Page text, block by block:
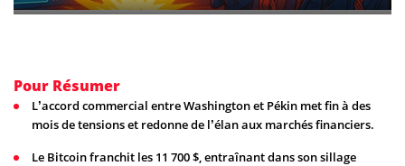
Pour Résumer
L’accord commercial entre Washington et Pékin met fin à des
mois de tensions et redonne de l’élan aux marchés financiers.
Le Bitcoin franchit les 11 700 $, entraînant dans son sillage